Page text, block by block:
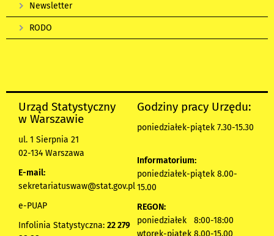
Newsletter
RODO
Urząd Statystyczny
w Warszawie
ul. 1 Sierpnia 21
02-134 Warszawa
E-mail:
sekretariatuswaw@stat.gov.pl
e-PUAP
Infolinia Statystyczna: 22 279
Godziny pracy Urzędu:
poniedziałek-piątek 7.30-15.30
Informatorium:
poniedziałek-piątek 8.00-
15.00
REGON:
poniedziałek 8:00-18:00